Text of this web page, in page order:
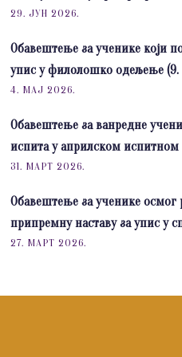
29. ЈУН 2026.
Обавештење за ученике који
упис у филолошко одељење (9.
4. МАЈ 2026.
Обавештење за ванредне
испита у априлском испитном
31. МАРТ 2026.
Обавештење за ученике осмог
припремну наставу за упис у
27. МАРТ 2026.